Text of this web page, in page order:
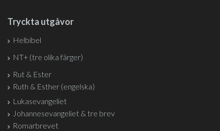
Tryckta utgåvor
Helbibel
NT+ (tre olika färger)
Rut & Ester
Ruth & Esther (engelska)
Lukasevangeliet
Johannesevangeliet & tre brev
Romarbrevet